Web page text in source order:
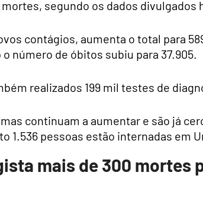
segundo os dados divulgados
contágios, aumenta o total para
número de óbitos subiu para 37.905.
realizados 199 mil testes de
continuam a aumentar e são já
1.536 pessoas estão internadas em
mais de 300 mortes